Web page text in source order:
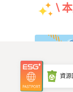
\
團體特
資源